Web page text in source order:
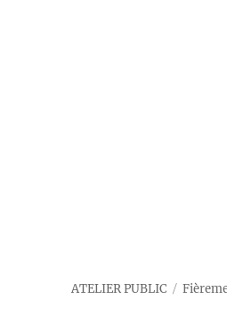
ATELIER PUBLIC